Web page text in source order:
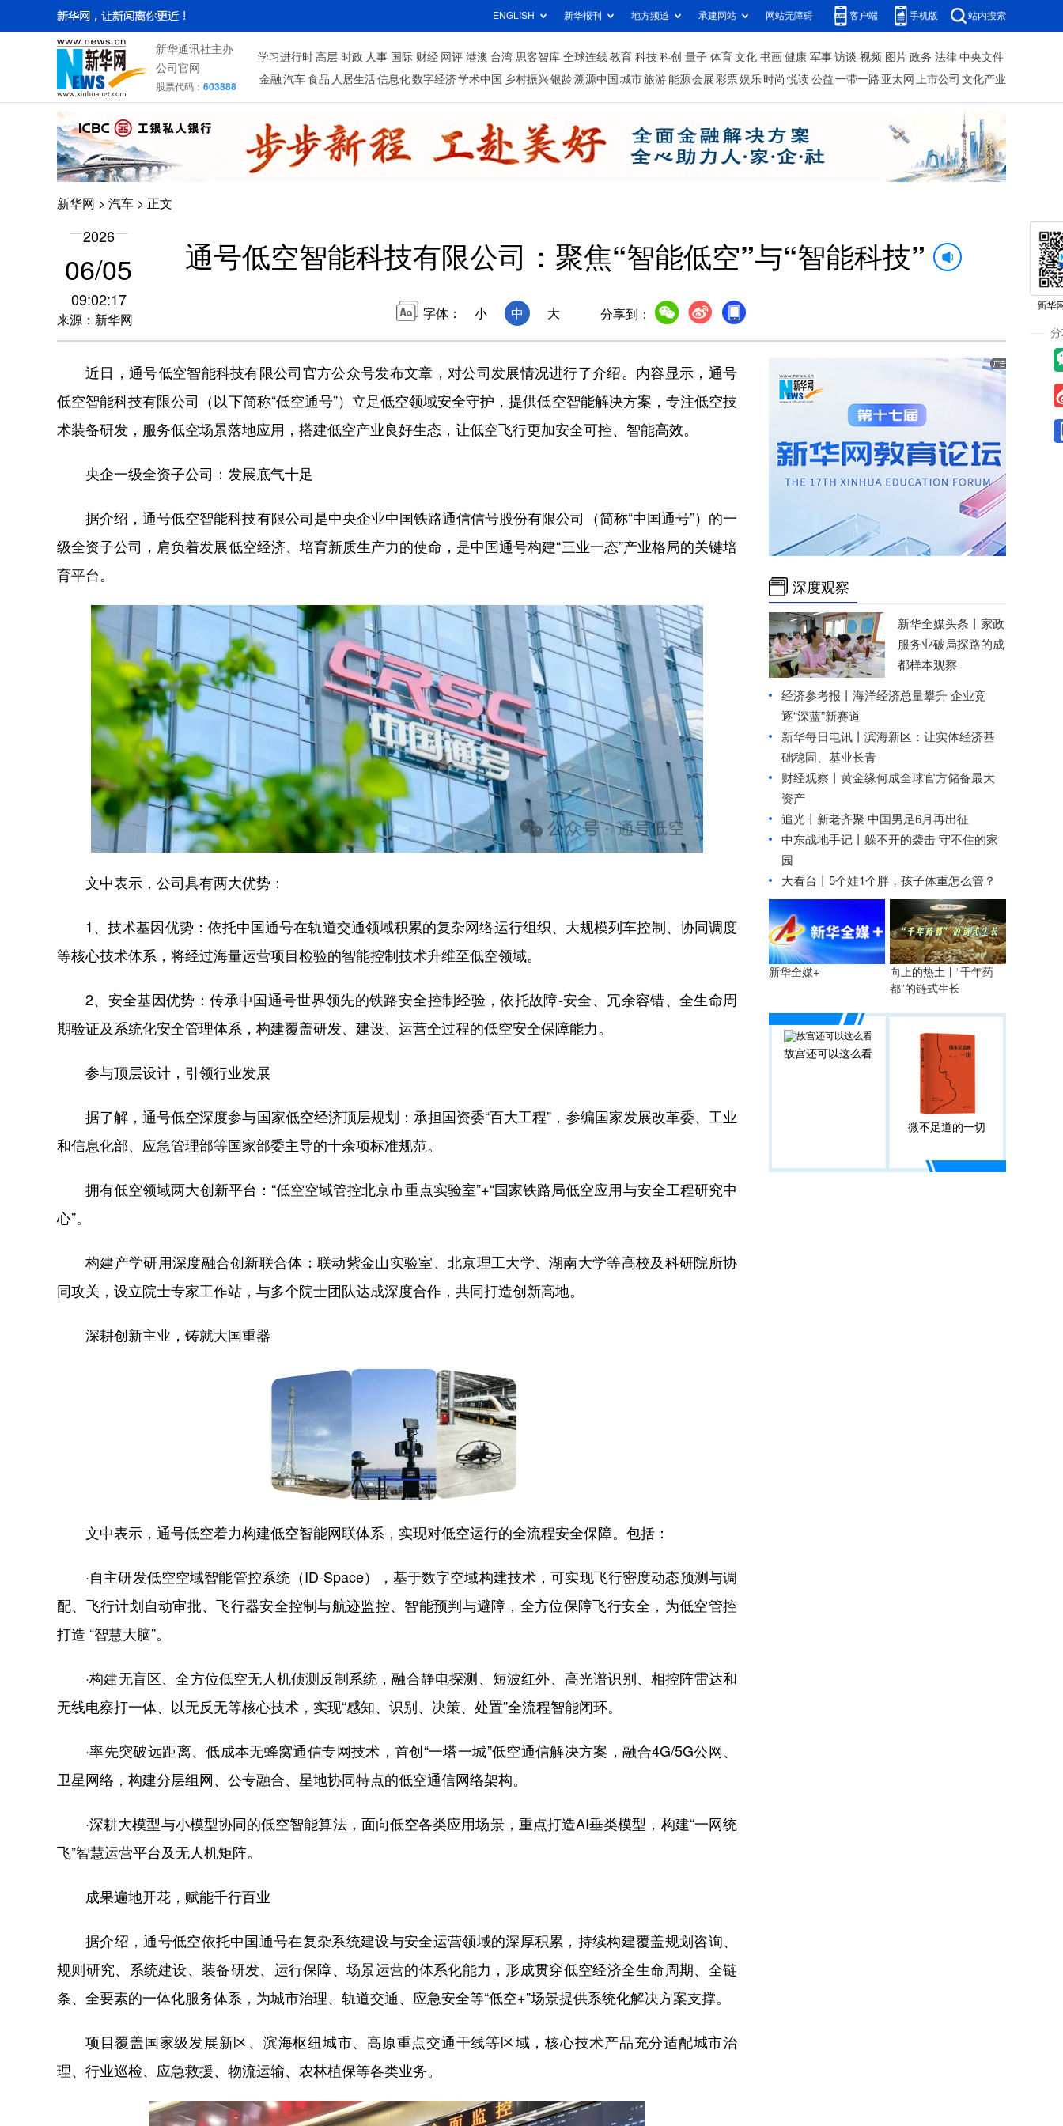
ENGLISH 新华报刊 地方频道 承建网站 网站无障碍 客户端 手机版 站内搜索
新华通讯社主办
公司官网
股票代码： 603888
学习进行时 高层 时政 人事 国际 财经 网评 港澳 台湾 思客智库 全球连线 教育 科技 科创 量子 体育 文化 书画 健康 军事 访谈 视频 图片 政务 法律 中央文件
金融 汽车 食品 人居生活信息化数字经济学术中国 乡村振兴银龄溯源中国 城市旅游 能源 会展 彩票娱乐 时尚 悦读 公益 一带一路 亚太网 上市公司 文化产业
新华网 > 汽车 > 正文
2026
06/05
09:02:17
来源：新华网
通号低空智能科技有限公司：聚焦“智能低空”与“智能科技”
字体： 小 中 大 分享到：
近日，通号低空智能科技有限公司官方公众号发布文章，对公司发展情况进行了介绍。内容显示，通号
低空智能科技有限公司（以下简称“低空通号”）立足低空领域安全守护，提供低空智能解决方案，专注低空技
术装备研发，服务低空场景落地应用，搭建低空产业良好生态，让低空飞行更加安全可控、智能高效。
央企一级全资子公司：发展底气十足
据介绍，通号低空智能科技有限公司是中央企业中国铁路通信信号股份有限公司（简称“中国通号”）的一
级全资子公司，肩负着发展低空经济、培育新质生产力的使命，是中国通号构建“三业一态”产业格局的关键培
育平台。
文中表示，公司具有两大优势：
1、技术基因优势：依托中国通号在轨道交通领域积累的复杂网络运行组织、大规模列车控制、协同调度
等核心技术体系，将经过海量运营项目检验的智能控制技术升维至低空领域。
2、安全基因优势：传承中国通号世界领先的铁路安全控制经验，依托故障-安全、冗余容错、全生命周
期验证及系统化安全管理体系，构建覆盖研发、建设、运营全过程的低空安全保障能力。
参与顶层设计，引领行业发展
据了解，通号低空深度参与国家低空经济顶层规划：承担国资委“百大工程”，参编国家发展改革委、工业
和信息化部、应急管理部等国家部委主导的十余项标准规范。
拥有低空领域两大创新平台：“低空空域管控北京市重点实验室”+“国家铁路局低空应用与安全工程研究中
心”。
构建产学研用深度融合创新联合体：联动紫金山实验室、北京理工大学、湖南大学等高校及科研院所协
同攻关，设立院士专家工作站，与多个院士团队达成深度合作，共同打造创新高地。
深耕创新主业，铸就大国重器
文中表示，通号低空着力构建低空智能网联体系，实现对低空运行的全流程安全保障。包括：
·自主研发低空空域智能管控系统（ID-Space），基于数字空域构建技术，可实现飞行密度动态预测与调
配、飞行计划自动审批、飞行器安全控制与航迹监控、智能预判与避障，全方位保障飞行安全，为低空管控
打造 “智慧大脑”。
·构建无盲区、全方位低空无人机侦测反制系统，融合静电探测、短波红外、高光谱识别、相控阵雷达和
无线电察打一体、以无反无等核心技术，实现“感知、识别、决策、处置”全流程智能闭环。
·率先突破远距离、低成本无蜂窝通信专网技术，首创“一塔一城”低空通信解决方案，融合4G/5G公网、
卫星网络，构建分层组网、公专融合、星地协同特点的低空通信网络架构。
·深耕大模型与小模型协同的低空智能算法，面向低空各类应用场景，重点打造AI垂类模型，构建“一网统
飞”智慧运营平台及无人机矩阵。
成果遍地开花，赋能千行百业
据介绍，通号低空依托中国通号在复杂系统建设与安全运营领域的深厚积累，持续构建覆盖规划咨询、
规则研究、系统建设、装备研发、运行保障、场景运营的体系化能力，形成贯穿低空经济全生命周期、全链
条、全要素的一体化服务体系，为城市治理、轨道交通、应急安全等“低空+”场景提供系统化解决方案支撑。
项目覆盖国家级发展新区、滨海枢纽城市、高原重点交通干线等区域，核心技术产品充分适配城市治
理、行业巡检、应急救援、物流运输、农林植保等各类业务。
深度观察
新华全媒头条丨 家政
服务业破局探路的成
都样本观察
经济参考报丨 海洋经济总量攀升 企业竞
逐“深蓝”新赛道
新华每日电讯丨 滨海新区：让实体经济基
础稳固、基业长青
财经观察丨 黄金缘何成全球官方储备最大
资产
追光丨 新老齐聚 中国男足6月再出征
中东战地手记丨躲不开的袭击 守不住的家
园
大看台丨5个娃1个胖，孩子体重怎么管？
新华全媒+
向上的热土丨“千年药
都”的链式生长
故宫还可以这么看
微不足道的一切